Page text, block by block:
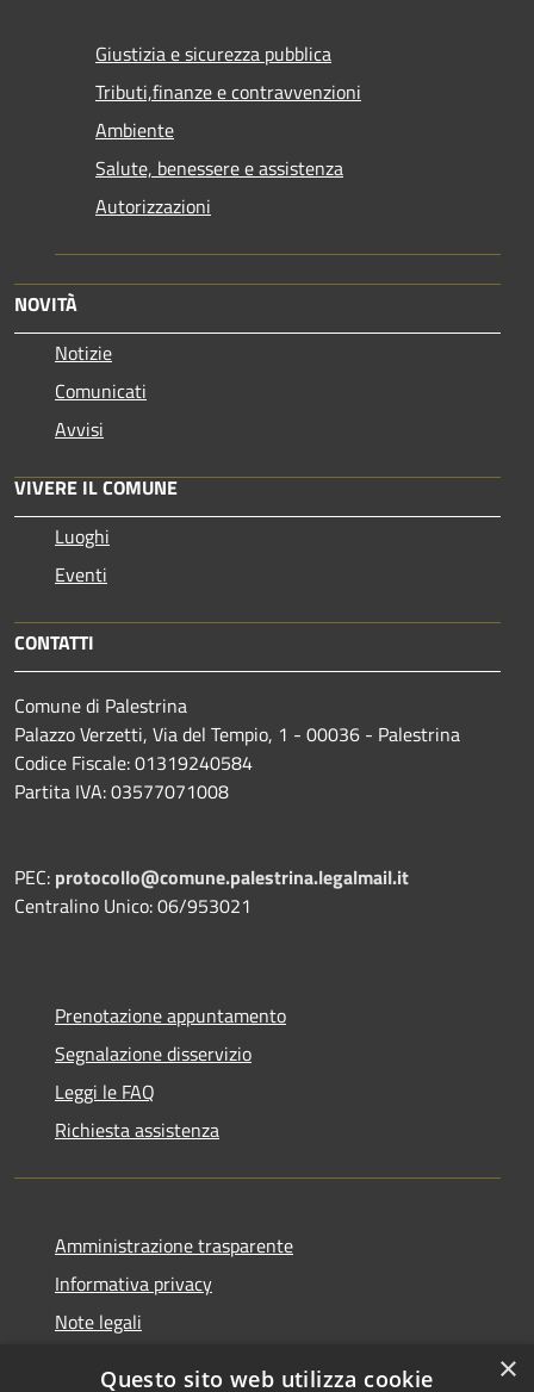
Giustizia e sicurezza pubblica
Tributi,finanze e contravvenzioni
Ambiente
Salute, benessere e assistenza
Autorizzazioni
NOVITÀ
Notizie
Comunicati
Avvisi
VIVERE IL COMUNE
Luoghi
Eventi
CONTATTI
Comune di Palestrina
Palazzo Verzetti, Via del Tempio, 1 - 00036 - Palestrina
Codice Fiscale: 01319240584
Partita IVA: 03577071008
PEC: protocollo@comune.palestrina.legalmail.it
Centralino Unico: 06/953021
Prenotazione appuntamento
Segnalazione disservizio
Leggi le FAQ
Richiesta assistenza
Amministrazione trasparente
Informativa privacy
Note legali
×
Questo sito web utilizza cookie